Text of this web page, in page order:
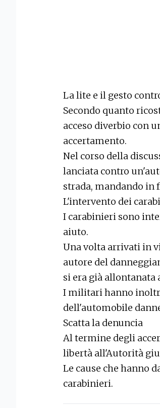
La lite e il gesto
Secondo quanto
acceso diverbio con
accertamento.
Nel corso della
lanciata contro
strada, mandando in
L'intervento dei
I carabinieri sono
aiuto.
Una volta arrivati in
autore del
si era già
I militari hanno
dell'automobile
Scatta la denuncia
Al termine degli
libertà all'Autorità
Le cause che hanno
carabinieri.